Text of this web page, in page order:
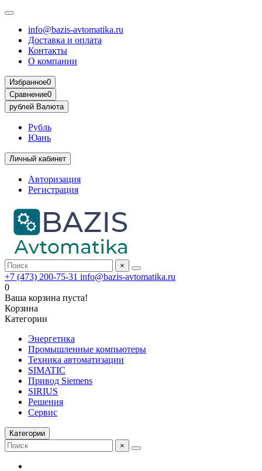
info@bazis-avtomatika.ru
Доставка и оплата
Контакты
О компании
Избранное0
Сравнение0
рублей Валюта
Рубль
Юань
Личный кабинет
Авторизация
Регистрация
×
+7 (473) 200-75-31 info@bazis-avtomatika.ru
0
Ваша корзина пуста!
Корзина
Категории
Энергетика
Промышленные компьютеры
Техника автоматизации
SIMATIC
Привод Siemens
SIRIUS
Решения
Сервис
Категории
×